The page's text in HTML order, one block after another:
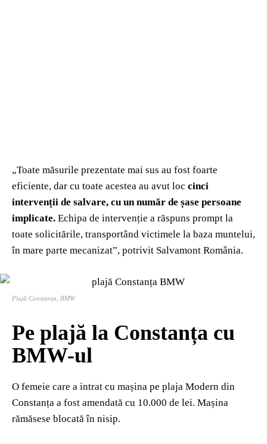
„Toate măsurile prezentate mai sus au fost foarte
eficiente, dar cu toate acestea au avut loc cinci
intervenții de salvare, cu un număr de șase persoane
implicate. Echipa de intervenție a răspuns prompt la
toate solicitările, transportând victimele la baza muntelui,
în mare parte mecanizat”, potrivit Salvamont România.
Plajă Constanța, BMW
Pe plajă la Constanța cu
BMW-ul
O femeie care a intrat cu mașina pe plaja Modern din
Constanța a fost amendată cu 10.000 de lei. Mașina
rămăsese blocată în nisip.